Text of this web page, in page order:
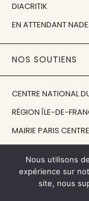
DIACRITIK
EN ATTENDANT
NOS SOUTIENS
CENTRE NATIONAL
RÉGION ÎLE-DE-
MAIRIE PARIS CENTRE
FONDATION JAN
Nous utilisons
expérience sur
site, nous